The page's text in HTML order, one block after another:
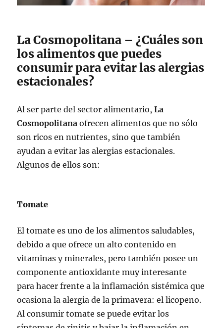
La Cosmopolitana – ¿Cuáles son
los alimentos que puedes
consumir para evitar las alergias
estacionales?
Al ser parte del sector alimentario,La
Cosmopolitanaofrecen alimentos que no sólo
son ricos en nutrientes, sino que también
ayudan a evitar las alergias estacionales.
Algunos de ellos son:
Tomate
El tomate es uno de los alimentos saludables,
debido a que ofrece un alto contenido en
vitaminas y minerales, pero también posee un
componente antioxidante muy interesante
para hacer frente a la inflamación sistémica que
ocasiona la alergia de la primavera: el licopeno.
Al consumir tomate se puede evitar los